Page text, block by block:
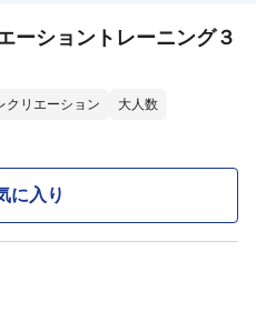
ーショントレーニング３
クリエーション 大人数
に入り